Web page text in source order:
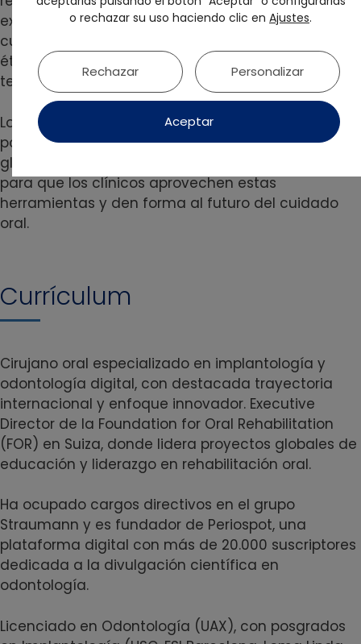
experiencia del paciente. Además, se abordarán
cuestiones como los sesgos, las consideraciones
éticas y el rol humano en esta revolución
tecnológica.
Los asistentes obtendrán una visión clara de la
posición actual de la odontología en el panorama
global de la IA, así como de las oportunidades
para que los clínicos aprovechen estas
herramientas y den forma al futuro del cuidado
oral.
Currículum
Cirujano oral especializado en implantología y
odontología digital, con destacada trayectoria
internacional y enfoque innovador. Executive
Director de la Foundation for Oral Rehabilitation
(FOR) en Suiza, donde lidera proyectos globales de
educación y liderazgo en rehabilitación oral.
Ha ocupado cargos directivos en el grupo
Straumann y es fundador de Periospot, una
plataforma digital con más de 20.000 suscriptores
dedicada a la divulgación científica en
odontología.
Licenciado en Odontología (UAX), con posgrados
o rechazar su uso haciendo clic en Ajustes.
Aceptar
Rechazar Personalizar